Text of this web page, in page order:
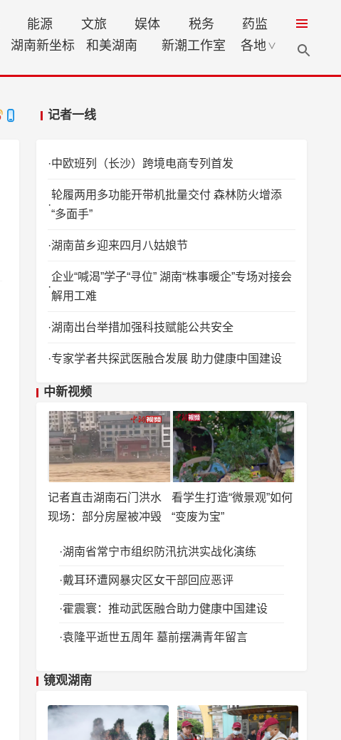
能源 文旅 娱体 税务
药监
湖南新坐标 和美湖南 新潮工作室 各地 ∨
记者一线
中欧班列（长沙）跨境电商专列首发
轮履两用多功能开带机批量交付 森林防火增添
“多面手”
湖南苗乡迎来四月八姑娘节
企业“喊渴”学子“寻位” 湖南“株事暖企”专场对接会
解用工难
湖南出台举措加强科技赋能公共安全
专家学者共探武医融合发展 助力健康中国建设
中新视频
记者直击湖南石门洪水
现场：部分房屋被冲毁
看学生打造“微景观”如何
“变废为宝”
湖南省常宁市组织防汛抗洪实战化演练
戴耳环遭网暴灾区女干部回应恶评
霍震寰：推动武医融合助力健康中国建设
袁隆平逝世五周年 墓前摆满青年留言
镜观湖南